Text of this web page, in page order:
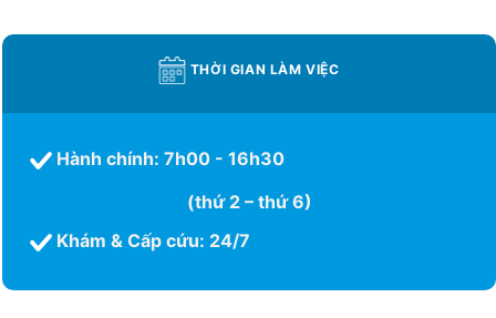
THỜI GIAN LÀM VIỆC
Hành chính: 7h00 - 16h30
(thứ 2 – thứ 6)
Khám & Cấp cứu: 24/7